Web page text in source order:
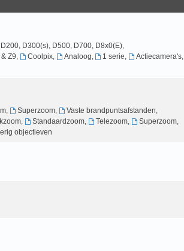
D300(s), D500, D700, D8x0(E),
Z9, Coolpix, Analoog, 1 serie, Actiecamera's,
, Superzoom, Vaste brandpuntsafstanden,
, Standaardzoom, Telezoom, Superzoom,
objectieven